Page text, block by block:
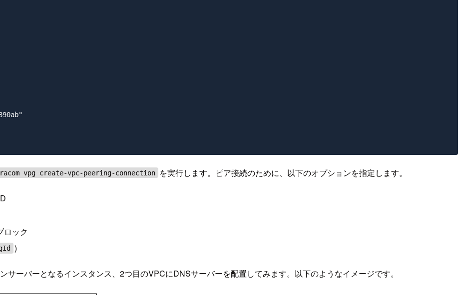
vpg create-vpc-peering-connection を実行します。ピア接続のために、以下のオプションを指定します。
ロック
)
ーバーとなるインスタンス、2つ目のVPCにDNSサーバーを配置してみます。以下のようなイメージです。